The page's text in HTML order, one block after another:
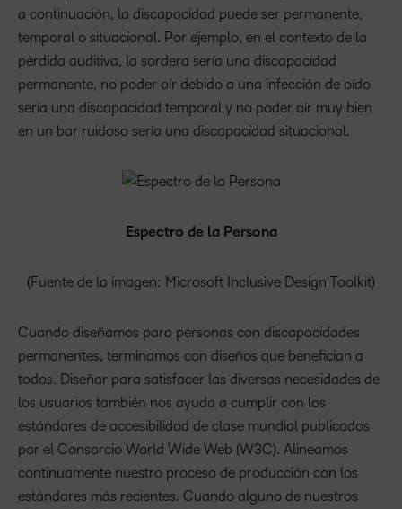
a continuación, la discapacidad puede ser permanente,
temporal o situacional. Por ejemplo, en el contexto de la
pérdida auditiva, la sordera sería una discapacidad
permanente, no poder oír debido a una infección de oído
sería una discapacidad temporal y no poder oír muy bien
en un bar ruidoso sería una discapacidad situacional.
Espectro de la Persona
(Fuente de la imagen: Microsoft Inclusive Design Toolkit)
Cuando diseñamos para personas con discapacidades
permanentes, terminamos con diseños que benefician a
todos. Diseñar para satisfacer las diversas necesidades de
los usuarios también nos ayuda a cumplir con los
estándares de accesibilidad de clase mundial publicados
por el Consorcio World Wide Web (W3C). Alineamos
continuamente nuestro proceso de producción con los
estándares más recientes. Cuando alguno de nuestros